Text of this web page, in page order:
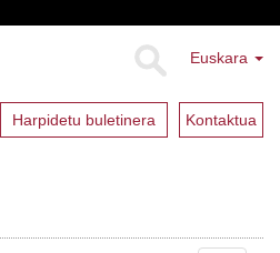
Euskara
Harpidetu buletinera Kontaktua